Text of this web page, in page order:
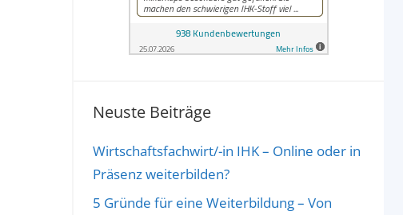
Neuste Beiträge
Wirtschaftsfachwirt/-in IHK – Online oder in
Präsenz weiterbilden?
5 Gründe für eine Weiterbildung – Von